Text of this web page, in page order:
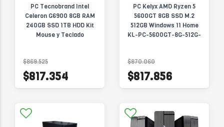
PC Tecnobrand Intel
Celeron G6900 8GB RAM
240GB SSD 1TB HDD Kit
Mouse y Teclado
$869.525
$817.354
PC Kelyx AMD Ryzen 5
5600GT 8GB SSD M.2
512GB Windows 11 Home
KL-PC-5600GT-8G-512G-
$870.060
$817.856